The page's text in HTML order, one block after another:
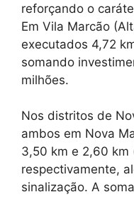
reforçando o
Em Vila Marcão
executados 4,72
somando
milhões.
Nos distritos de
ambos em Nova
3,50 km e 2,60 km
respectivamente,
sinalização. A